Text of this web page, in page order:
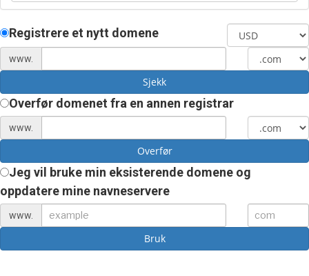
Registrere et nytt domene
www.
Sjekk
Overfør domenet fra en annen registrar
www.
Overfør
Jeg vil bruke min eksisterende domene og
oppdatere mine navneservere
www.
Bruk